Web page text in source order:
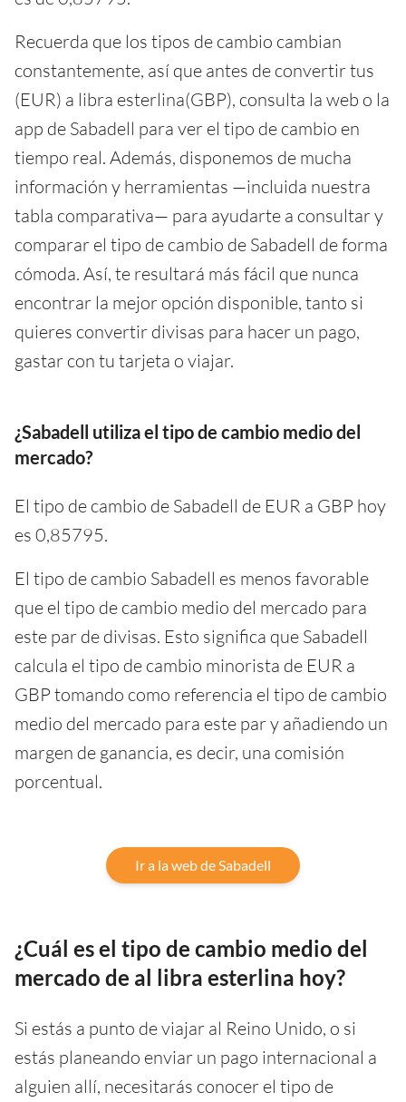
Recuerda que los tipos de cambio cambian
constantemente, así que antes de convertir tus
(EUR) a libra esterlina(GBP), consulta la web o la
app de Sabadell para ver el tipo de cambio en
tiempo real. Además, disponemos de mucha
información y herramientas —incluida nuestra
tabla comparativa— para ayudarte a consultar y
comparar el tipo de cambio de Sabadell de forma
cómoda. Así, te resultará más fácil que nunca
encontrar la mejor opción disponible, tanto si
quieres convertir divisas para hacer un pago,
gastar con tu tarjeta o viajar.
¿Sabadell utiliza el tipo de cambio medio del
mercado?
El tipo de cambio de Sabadell de EUR a GBP hoy
es 0,85795.
El tipo de cambio Sabadell es menos favorable
que el tipo de cambio medio del mercado para
este par de divisas. Esto significa que Sabadell
calcula el tipo de cambio minorista de EUR a
GBP tomando como referencia el tipo de cambio
medio del mercado para este par y añadiendo un
margen de ganancia, es decir, una comisión
porcentual.
Ir a la web de Sabadell
¿Cuál es el tipo de cambio medio del
mercado de al libra esterlina hoy?
Si estás a punto de viajar al Reino Unido, o si
estás planeando enviar un pago internacional a
alguien allí, necesitarás conocer el tipo de